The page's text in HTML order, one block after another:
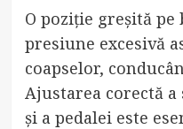
O poziție greșită
presiune excesivă
coapselor,
Ajustarea corectă
și a pedalei este